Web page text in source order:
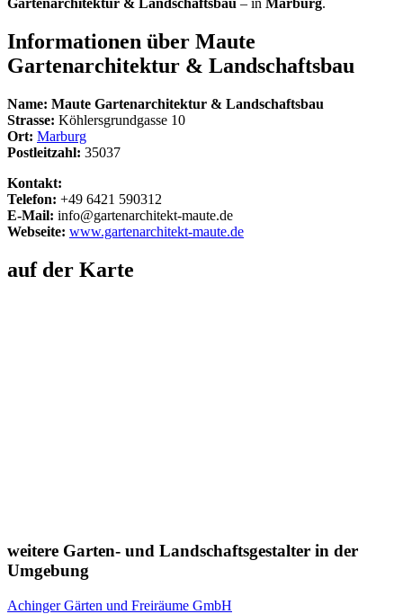
Informationen über Maute
Gartenarchitektur & Landschaftsbau
Name: Maute Gartenarchitektur & Landschaftsbau
Strasse: Köhlersgrundgasse 10
Ort: Marburg
Postleitzahl: 35037
Kontakt:
Telefon: +49 6421 590312
E-Mail: info@gartenarchitekt-maute.de
Webseite: www.gartenarchitekt-maute.de
auf der Karte
weitere Garten- und Landschaftsgestalter in der
Umgebung
Achinger Gärten und Freiräume GmbH